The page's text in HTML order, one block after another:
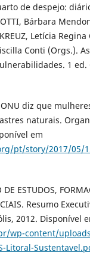
de despejo:
Bárbara
Letícia Regina
Conti (Orgs.).
1 ed.
diz que
naturais.
em
pt/story/2017/05/
ESTUDOS,
Resumo
2012. Disponível
wp-content/
Litoral-